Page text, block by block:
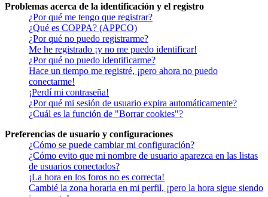
Problemas acerca de la identificación y el registro
¿Por qué me tengo que registrar?
¿Qué es COPPA? (APPCO)
¿Por qué no puedo registrarme?
Me he registrado ¡y no me puedo identificar!
¿Por qué no puedo identificarme?
Hace un tiempo me registré, ¡pero ahora no puedo
conectarme!
¡Perdí mi contraseña!
¿Por qué mi sesión de usuario expira automáticamente?
¿Cuál es la función de "Borrar cookies"?
Preferencias de usuario y configuraciones
¿Cómo se puede cambiar mi configuración?
¿Cómo evito que mi nombre de usuario aparezca en las listas
de usuarios conectados?
¡La hora en los foros no es correcta!
Cambié la zona horaria en mi perfil, ¡pero la hora sigue siendo